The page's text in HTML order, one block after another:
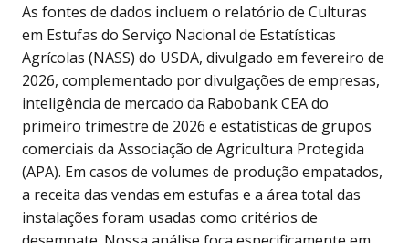
As fontes de dados incluem o relatório de Culturas
em Estufas do Serviço Nacional de Estatísticas
Agrícolas (NASS) do USDA, divulgado em fevereiro de
2026, complementado por divulgações de empresas,
inteligência de mercado da Rabobank CEA do
primeiro trimestre de 2026 e estatísticas de grupos
comerciais da Associação de Agricultura Protegida
(APA). Em casos de volumes de produção empatados,
a receita das vendas em estufas e a área total das
instalações foram usadas como critérios de